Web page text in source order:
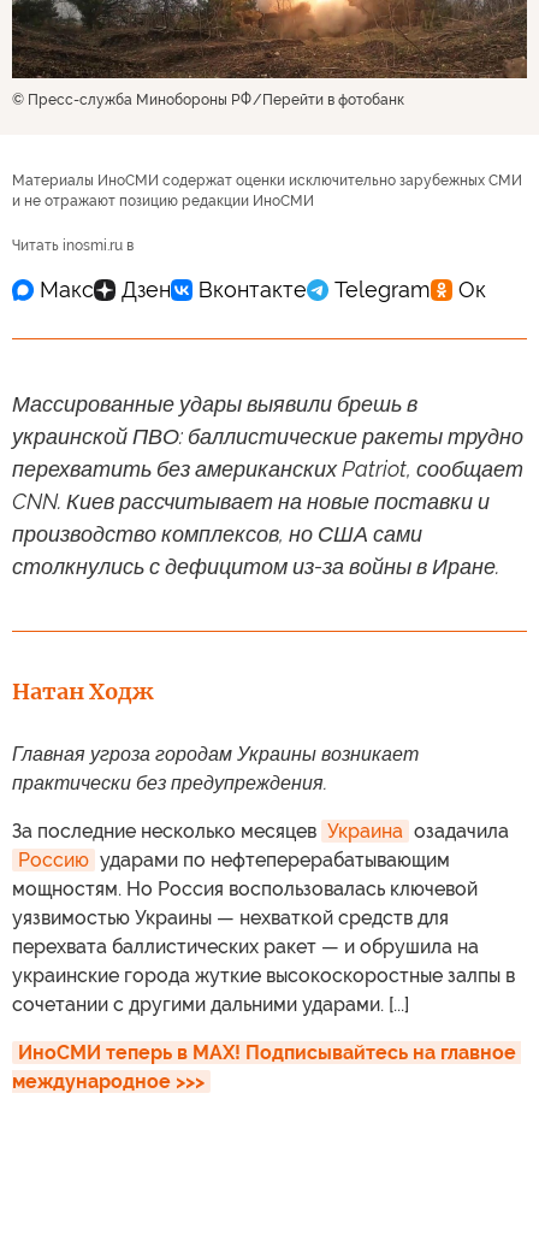
© Пресс-служба Минобороны РФ Перейти в фотобанк
Материалы ИноСМИ содержат оценки исключительно зарубежных СМИ
и не отражают позицию редакции ИноСМИ
Читать inosmi.ru в
Массированные удары выявили брешь в
украинской ПВО: баллистические ракеты трудно
перехватить без американских Patriot, сообщает
CNN. Киев рассчитывает на новые поставки и
производство комплексов, но США сами
столкнулись с дефицитом из-за войны в Иране.
Натан Ходж
Главная угроза городам Украины возникает
практически без предупреждения.
За последние несколько месяцев Украина озадачила
Россию ударами по нефтеперерабатывающим
мощностям. Но Россия воспользовалась ключевой
уязвимостью Украины — нехваткой средств для
перехвата баллистических ракет — и обрушила на
украинские города жуткие высокоскоростные залпы в
сочетании с другими дальними ударами. [...]
ИноСМИ теперь в MAX! Подписывайтесь на главное
международное >>>